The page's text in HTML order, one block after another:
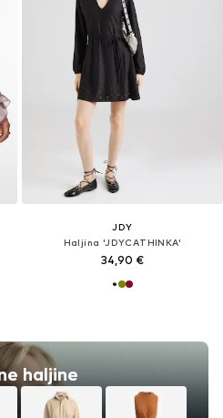
haljine
JDY
Haljina 'JDYCATHINKA'
34,90 €